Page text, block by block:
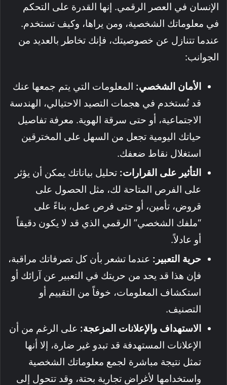
الإنسان في العصر الرقمي. إنها القدرة على التحكم
في معلوماتك الشخصية، ومن يراها، وكيف تستخدم.
عندما تتنازل عن خصوصيتك، فإنك تخاطر بالعديد من
الجوانب:
الأمان الشخصي: المعلومات التي يتم جمعها عنك
قد تُستخدم في هجمات التصيد الاحتيالي، الهندسة
الاجتماعية، أو حتى سرقة الهوية. معرفة تفاصيل
حياتك اليومية تجعل من السهل على المخترقين
استغلال نقاط ضعفك.
التأثير على القرارات: تحليل بياناتك يمكن أن يؤثر
على الفرص المتاحة لك، مثل الحصول على
قروض، تأمين، أو حتى فرص عمل، بناءً على
“ملفك الشخصي” الرقمي الذي قد لا يكون دقيقاً
أو عادلاً.
حرية التعبير: عندما تشعر بأن كل تصرفاتك مراقبة،
فإن هذا قد يحد من حريتك في التعبير عن آرائك أو
استكشاف المعلومات، خوفاً من التقييم أو
التصنيف.
الاستهداف والإعلانات المزعجة: على الرغم من أن
الإعلانات المستهدفة قد تبدو غير ضارة، إلا أنها
تمثل نتيجة مباشرة لجمع معلوماتك الشخصية
واستخدامها لأغراض تجارية بحتة، وقد تتحول إلى